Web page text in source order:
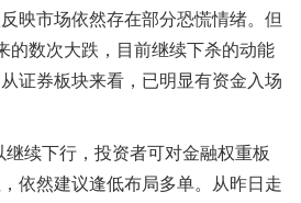
映市场依然存在部分恐慌情绪。但
的数次大跌，目前继续下杀的动能
证券板块来看，已明显有资金入场
继续下行，投资者可对金融权重板
依然建议逢低布局多单。从昨日走